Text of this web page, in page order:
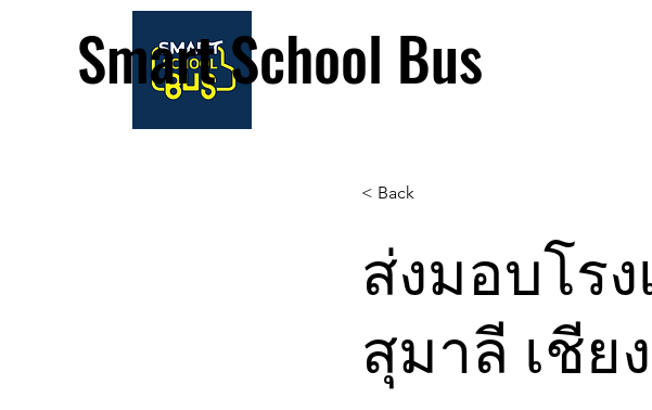
Smart School Bus
< Back
ส่งมอบโร
สุมาลี เชีย